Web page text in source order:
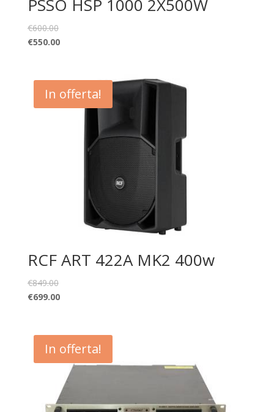
PSSO HSP 1000 2X500W
€600.00
€550.00
In offerta!
RCF ART 422A MK2 400w
€849.00
€699.00
In offerta!